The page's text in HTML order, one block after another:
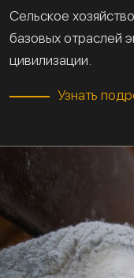
Сельское
базовых отраслей
цивилизации.
Узнать